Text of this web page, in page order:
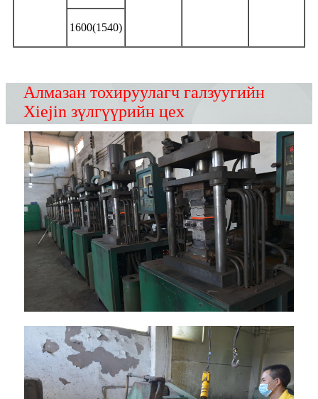
1600(1540)
Алмазан тохируулагч галзуугийн
Xiejin зүлгүүрийн цех